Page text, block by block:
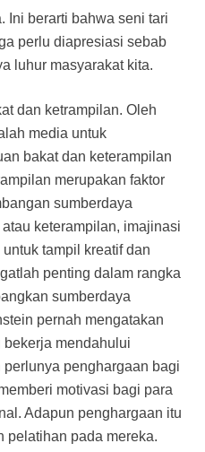
Ini berarti bahwa seni tari
perlu diapresiasi sebab
luhur masyarakat kita.
dan ketrampilan. Oleh
media untuk
bakat dan keterampilan
merupakan faktor
sumberdaya
keterampilan, imajinasi
tampil kreatif dan
penting dalam rangka
sumberdaya
pernah mengatakan
mendahului
penghargaan bagi
motivasi bagi para
Adapun penghargaan itu
pelatihan pada mereka.